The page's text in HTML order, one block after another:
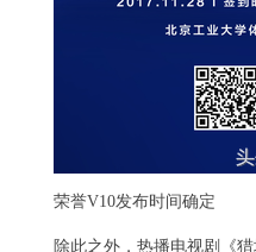
荣誉V10发布时间确定
除此之外，热播电视剧《